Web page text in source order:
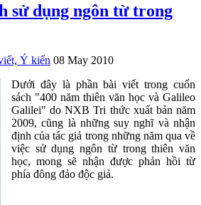
sử dụng ngôn từ trong
Ý kiến 08 May 2010
Dưới đây là phần bài viết trong cuốn
sách "400 năm thiên văn học và Galileo
Galilei" do NXB Tri thức xuất bản năm
2009, cũng là những suy nghĩ và nhận
định của tác giả trong những năm qua về
việc sử dụng ngôn từ trong thiên văn
học, mong sẽ nhận được phản hồi từ
phía đông đảo độc giả.